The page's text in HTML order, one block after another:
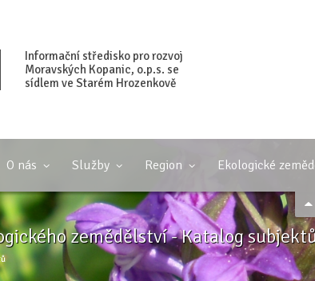
Informační středisko pro rozvoj
Moravských Kopanic, o.p.s. se
sídlem ve Starém Hrozenkově
O nás Služby Region Ekologické
zemědělství - Katalog